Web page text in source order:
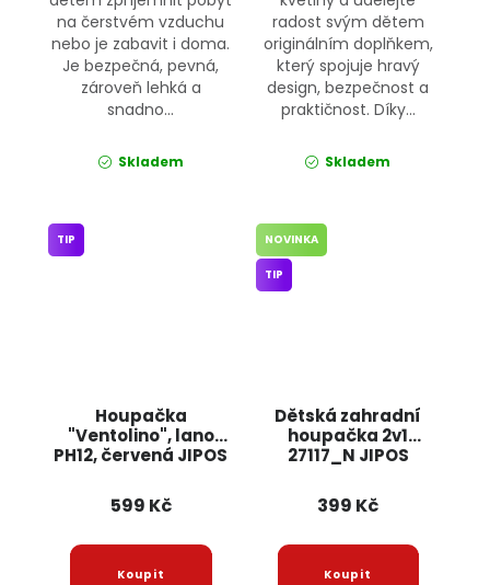
na čerstvém vzduchu
nebo je zabavit i doma.
Je bezpečná, pevná,
zároveň lehká a
snadno...
Skladem
radost svým dětem
originálním doplňkem,
který spojuje hravý
design, bezpečnost a
praktičnost. Díky...
Skladem
Houpačka
"Ventolino", lano
PH12, červená JIPOS
TIP
599 Kč
Dětská zahradní
houpačka 2v1
27117_N JIPOS
NOVINKA
TIP
399 Kč